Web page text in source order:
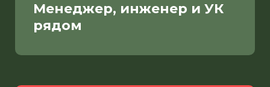
Менеджер, инженер и УК
рядом